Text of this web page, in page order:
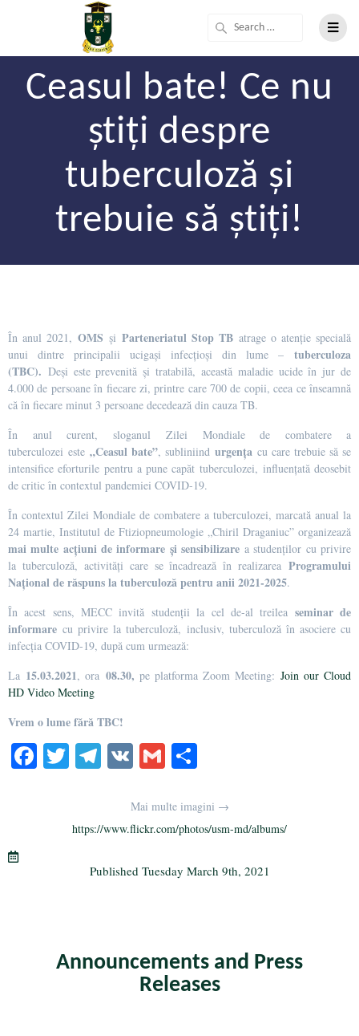
Ceasul bate! Ce nu
știți despre
tuberculoză și
trebuie să știți!
În anul 2021, OMS și Parteneriatul Stop TB atrage o atenție specială
unui dintre principalii ucigași infecțioși din lume – tuberculoza
(TBC). Deși este prevenită și tratabilă, această maladie ucide în jur de
4.000 de persoane în fiecare zi, printre care 700 de copii, ceea ce înseamnă
că în fiecare minut 3 persoane decedează din cauza TB.
În anul curent, sloganul Zilei Mondiale de combatere a
tuberculozei este „Ceasul bate”, subliniind urgența cu care trebuie să se
intensifice eforturile pentru a pune capăt tuberculozei, influențată deosebit
de critic în contextul pandemiei COVID-19.
În contextul Zilei Mondiale de combatere a tuberculozei, marcată anual la
24 martie, Institutul de Ftiziopneumologie „Chiril Draganiuc” organizează
mai multe acțiuni de informare și sensibilizarea studenților cu privire
la tuberculoză, activități care se încadrează în realizarea Programului
Național de răspuns la tuberculoză pentru anii 2021-2025.
În acest sens, MECC invită studenții la cel de-al treilea seminar de
informare cu privire la tuberculoză, inclusiv, tuberculoză în asociere cu
infecția COVID-19, după cum urmează:
La 15.03.2021, ora 08.30, pe platforma Zoom Meeting: Join our Cloud
HD Video Meeting
Vrem o lume fără TBC!
Fa T
r
Te
a
m
V G
ailre
Mai multe imagini →
https://www.flickr.com/photos/usm-md/albums/
Published Tuesday March 9th, 2021
Announcements and Press
Releases